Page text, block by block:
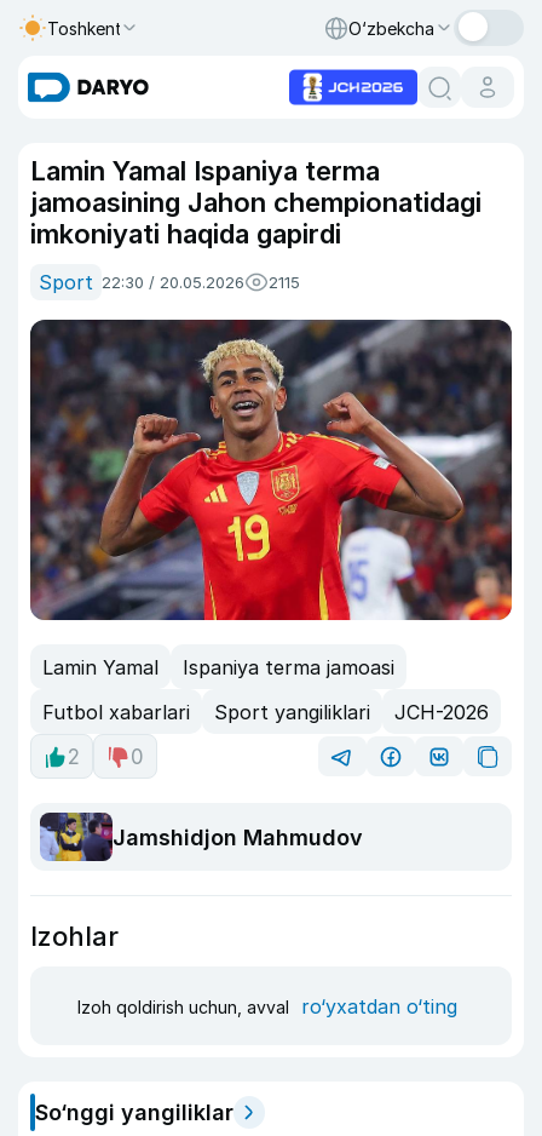
Toshkent O‘zbekcha
Lamin Yamal Ispaniya terma
jamoasining Jahon chempionatidagi
imkoniyati haqida gapirdi
Sport 22:30 / 20.05.2026 2115
Lamin Yamal
Ispaniya terma jamoasi
Futbol xabarlari
Sport yangiliklari
JCH-2026
2
0
Jamshidjon Mahmudov
Izohlar
Izoh qoldirish uchun, avval ro‘yxatdan o‘ting
So‘nggi yangiliklar